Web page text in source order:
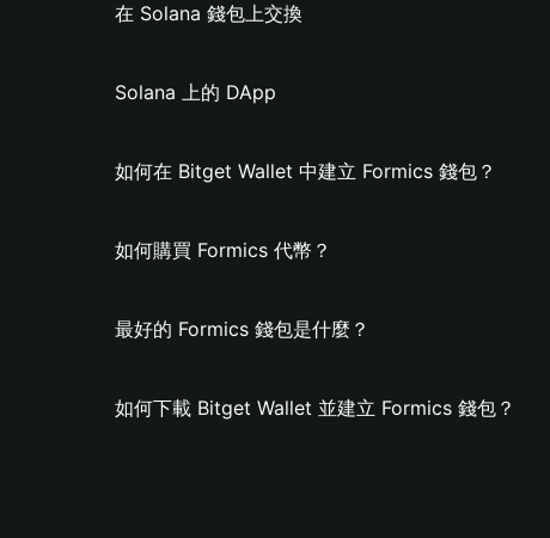
在 Solana 錢包上交換
Solana 上的 DApp
如何在 Bitget Wallet 中建立 Formics 錢包？
如何購買 Formics 代幣？
最好的 Formics 錢包是什麼？
如何下載 Bitget Wallet 並建立 Formics 錢包？